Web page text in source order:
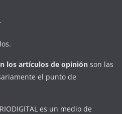
los artículos de opinión son las
el punto de
es un medio de